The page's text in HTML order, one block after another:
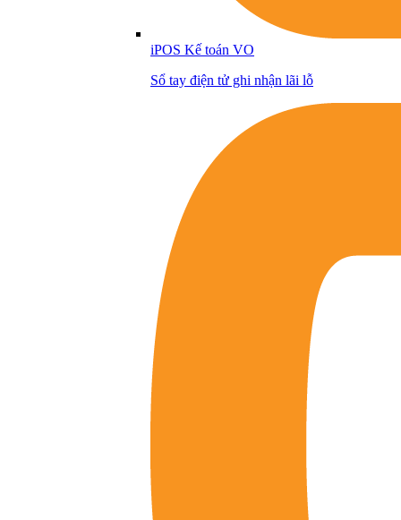
iPOS Kế toán VO
Sổ tay điện tử ghi nhận lãi lỗ